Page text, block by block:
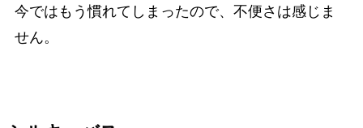
今ではもう慣れてしまったので、不便さは感じま
せん。